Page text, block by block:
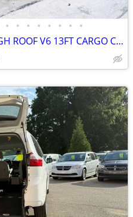
• • • • • • • •
2020 FORD TRANSIT 250 HIGH ROOF V6 13FT CARGO CAMPER VAN 80K MILES